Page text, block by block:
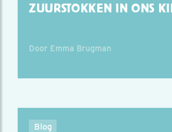
ZUURSTOKKEN IN ONS
Door Emma Brugman
Blog